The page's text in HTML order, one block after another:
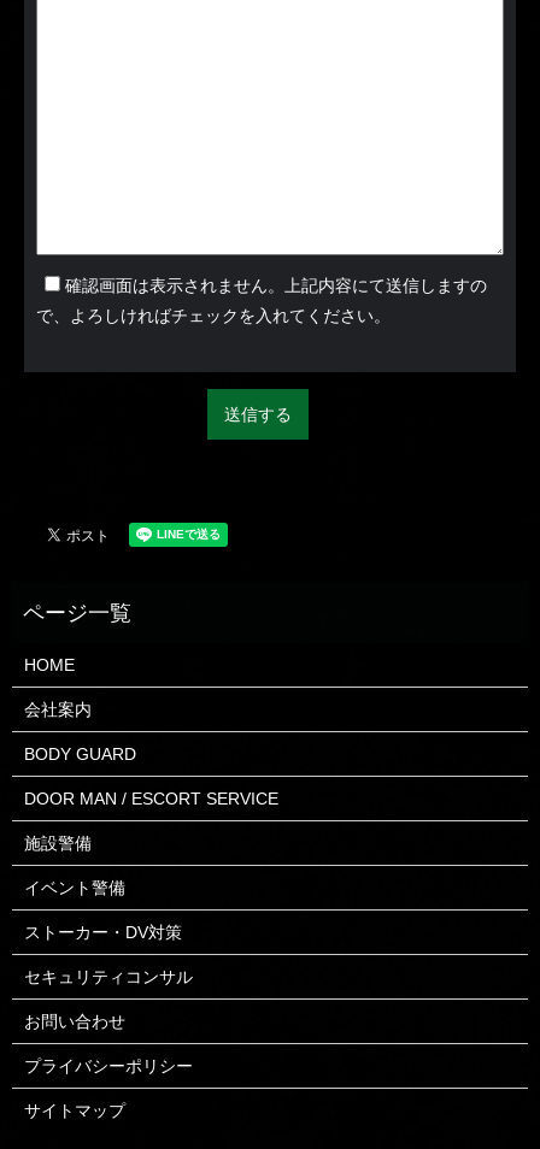
確認画面は表示されません。上記内容にて送信しますの
で、よろしければチェックを入れてください。
HOME
会社案内
BODY GUARD
DOOR MAN / ESCORT SERVICE
施設警備
イベント警備
ストーカー・DV対策
セキュリティコンサル
お問い合わせ
プライバシーポリシー
サイトマップ